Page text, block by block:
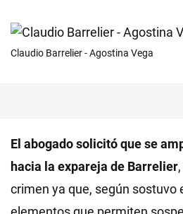
Claudio Barrelier - Agostina Vega
El abogado solicitó que se
hacia la expareja de Barrelier
crimen ya que, según sostuvo